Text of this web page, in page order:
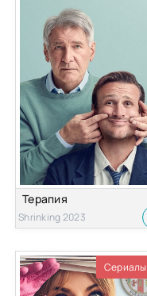
Терапия
Shrinking 2023
Сериалы